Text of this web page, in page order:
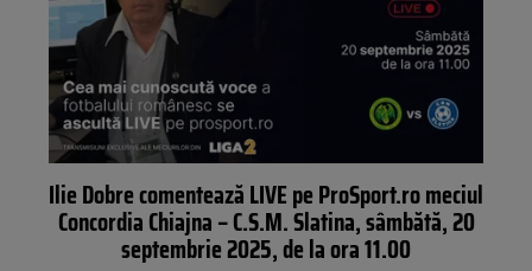
Ilie Dobre comentează LIVE pe ProSport.ro meciul
Concordia Chiajna – C.S.M. Slatina, sâmbătă, 20
septembrie 2025, de la ora 11.00